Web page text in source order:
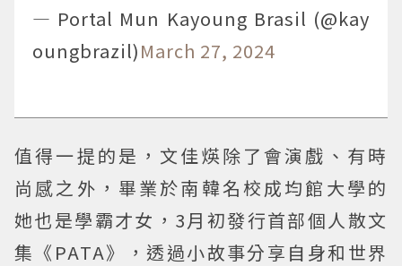
— Portal Mun Kayoung Brasil (@kay
oungbrazil)March 27, 2024
值得一提的是，文佳煐除了會演戲、有時
尚感之外，畢業於南韓名校成均館大學的
她也是學霸才女，3月初發行首部個人散文
集《PATA》，透過小故事分享自身和世界